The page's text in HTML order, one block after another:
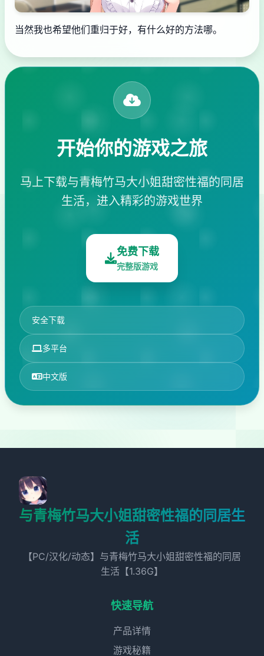
当然我也希望他们重归于好，有什么好的方法哪。
开始你的游戏之旅
马上下载与青梅竹马大小姐甜密性福的同居
生活，进入精彩的游戏世界
免费下载
完整版游戏
安全下载
多平台
中文版
与青梅竹马大小姐甜密性福的同居生
活
【PC/汉化/动态】与青梅竹马大小姐甜密性福的同居
生活【1.36G】
快速导航
产品详情
游戏秘籍